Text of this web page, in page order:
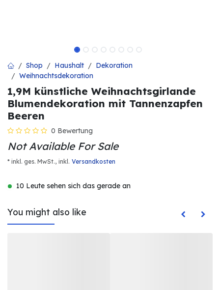
Shop Haushalt
Dekoration
Weihnachtsdekoration
1,9M künstliche Weihnachtsgirlande
Blumendekoration mit Tannenzapfen
Beeren
0 Bewertung
Not Available For Sale
* inkl. ges. MwSt., inkl. Versandkosten
10 Leute sehen sich das gerade an
You might also like